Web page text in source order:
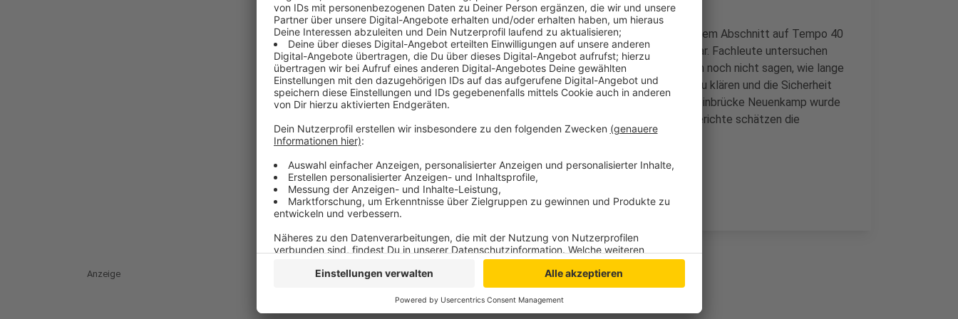
Als Vorsichtsmaßnahme wurde die Höchstgeschwindigkeit in diesem Abschnitt auf Tempo 40
gesenkt. Wie es zu den Schäden kommen konnte, ist bislang unklar. Fachleute untersuchen
aktuell den Zustand der Fahrbahn. Laut Autobahn GmbH lässt sich noch nicht sagen, wie lange
das Tempolimit bestehen bleibt. Ziel sei es, die Ursache schnell zu klären und die Sicherheit
für alle Verkehrsteilnehmer zu gewährleisten. Der Neubau der Rheinbrücke Neuenkamp wurde
ursprünglich mit rund 365 Millionen Euro veranschlagt. Aktuelle Berichte schätzen die
Gesamtkosten mittlerweile auf bis zu 600 Millionen Euro.
Anzeige
Anzeige